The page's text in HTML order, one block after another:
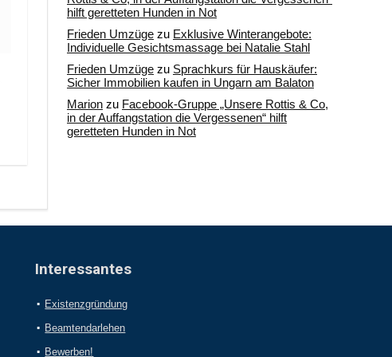
hilft geretteten Hunden in Not
Frieden Umzüge zu Exklusive Winterangebote:
Individuelle Gesichtsmassage bei Natalie Stahl
Frieden Umzüge zu Sprachkurs für Hauskäufer:
Sicher Immobilien kaufen in Ungarn am Balaton
Marion zu Facebook-Gruppe „Unsere Rottis & Co,
in der Auffangstation die Vergessenen“ hilft
geretteten Hunden in Not
Interessantes
Existenzgründung
Beamtendarlehen
Bewerben!